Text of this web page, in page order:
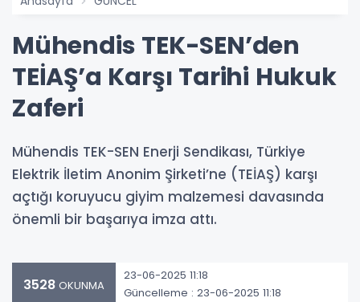
Mühendis TEK-SEN’den
TEİAŞ’a Karşı Tarihi Hukuk
Zaferi
Mühendis TEK-SEN Enerji Sendikası, Türkiye
Elektrik İletim Anonim Şirketi’ne (TEİAŞ) karşı
açtığı koruyucu giyim malzemesi davasında
önemli bir başarıya imza attı.
3528 OKUNMA
23-06-2025 11:18
Güncelleme : 23-06-2025 11:18